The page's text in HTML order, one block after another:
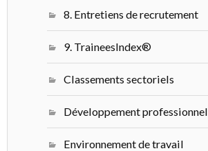
8. Entretiens de recrutement
9. TraineesIndex®
Classements sectoriels
Développement professionnel
Environnement de travail